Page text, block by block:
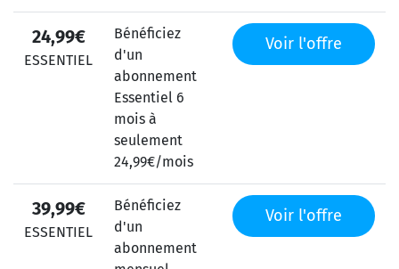
24,99€
ESSENTIEL
Bénéficiez
d'un
abonnement
Essentiel 6
mois à
seulement
24,99€/mois
Voir l'offre
39,99€
ESSENTIEL
Bénéficiez
d'un
abonnement
Voir l'offre